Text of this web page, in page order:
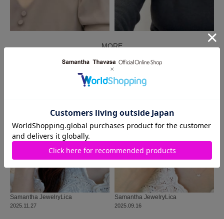
MORE
同じ商品を使った
2025.11.27
Samantha JewelryLica
2025.09.16
Samantha JewelryLica